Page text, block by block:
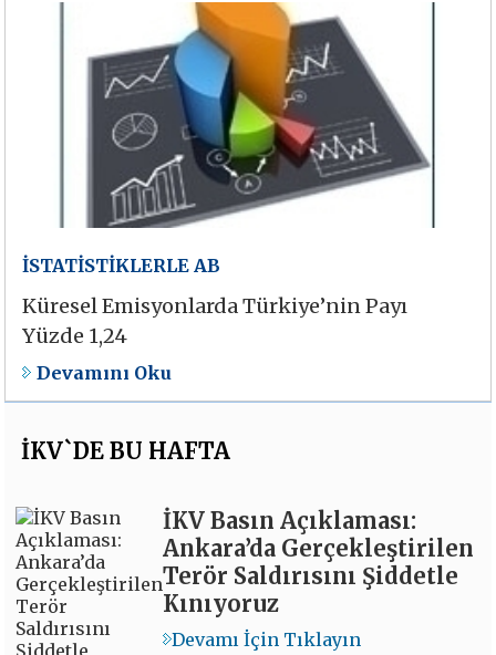
İSTATİSTİKLERLE AB
Küresel Emisyonlarda Türkiye’nin Payı
Yüzde 1,24
Devamını Oku
İKV`DE BU HAFTA
İKV Basın Açıklaması:
Ankara’da Gerçekleştirilen
Terör Saldırısını Şiddetle
Kınıyoruz
Devamı İçin Tıklayın